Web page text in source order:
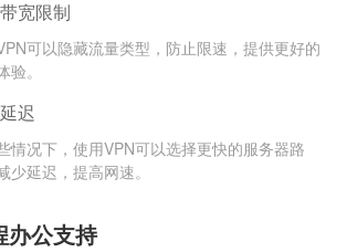
宽限制
可以隐藏流量类型，防止限速，提供更好的
验。
迟
情况下，使用VPN可以选择更快的服务器路
少延迟，提高网速。
办公支持